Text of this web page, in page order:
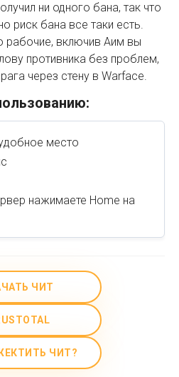
ни одного бана, так что
риск бана все таки есть.
рабочие, включив Аим вы
противника без проблем,
через стену в Warface.
место
нажимаете Home на
ЧИТ
ЧИТ?